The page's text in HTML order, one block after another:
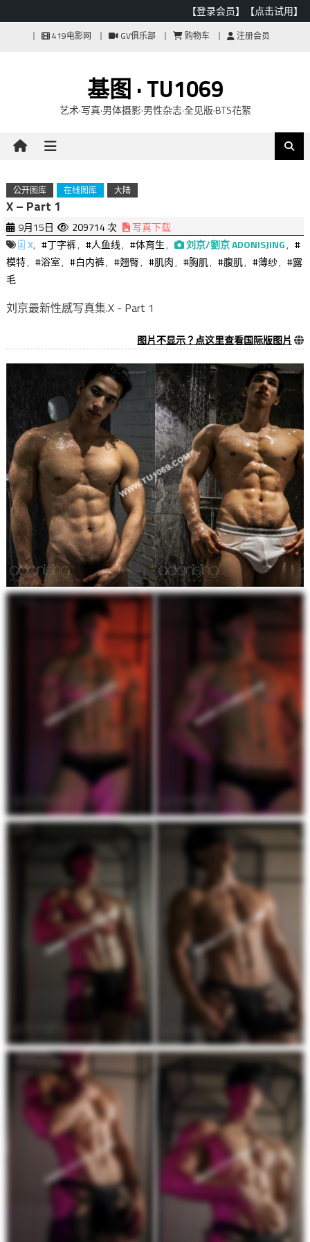
【登录会员】 【点击试用】
419电影网 GV俱乐部 购物车 注册会员
基图 · TU1069
艺术·写真·男体摄影·男性杂志·全见版·BTS花絮
公开图库 在线图库 大陆
X – Part 1
9月15日 209714 次
写真下载
X, #丁字裤, #人鱼线, #体育生, 刘京/劉京 ADONISJING, #
模特, #浴室, #白内裤, #翘臀, #肌肉, #胸肌, #腹肌, #薄纱, #露
毛
刘京最新性感写真集.X - Part 1
图片不显示？点这里查看国际版图片